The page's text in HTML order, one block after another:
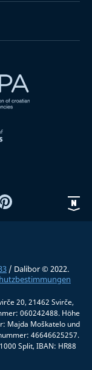
/ Dalibor © 2022.
20, 21462 Svirče,
060242488. Höhe
Majda Moškatelo und
46646625257.
Split, IBAN: HR88